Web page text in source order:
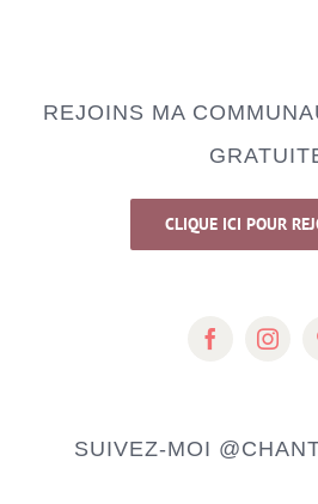
REJOINS MA
CLIQUE ICI POUR
SUIVEZ-MOI